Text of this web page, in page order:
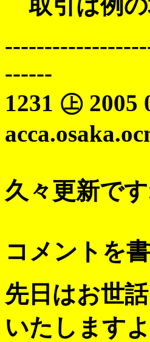
------
1231 ㊤ 2005
久々更新です
コメントを
先日はお世
いたします